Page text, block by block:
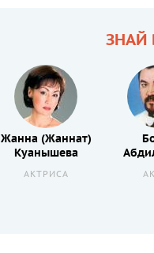
ЗНАЙ
Жанна (Жаннат)
Куанышева
АКТРИСА